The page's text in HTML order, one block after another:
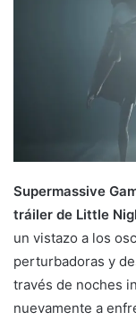
Supermassive
tráiler de Little
un vistazo a los
perturbadoras y
través de noches
nuevamente a